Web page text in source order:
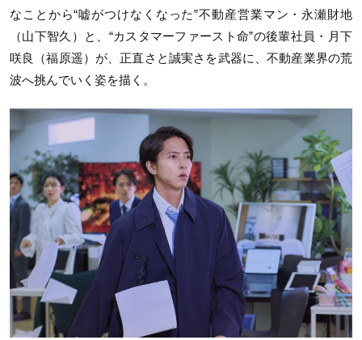
なことから“嘘がつけなくなった”不動産営業マン・永瀬財地
（山下智久）と、“カスタマーファースト命”の後輩社員・月下
咲良（福原遥）が、正直さと誠実さを武器に、不動産業界の荒
波へ挑んでいく姿を描く。